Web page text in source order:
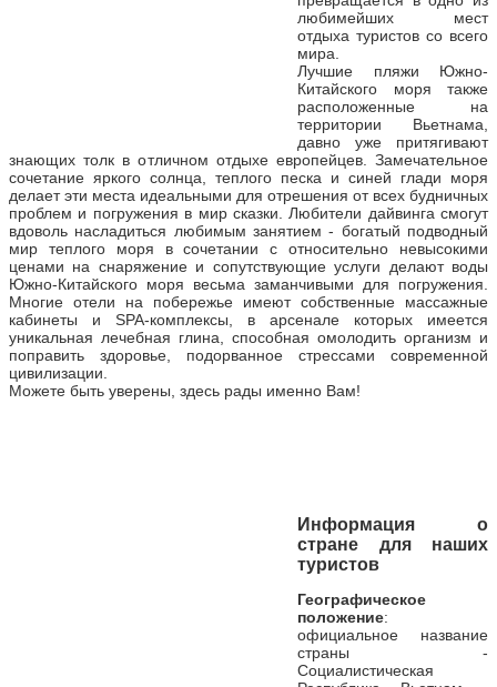
любимейших мест
отдыха туристов со всего
мира.
Лучшие пляжи Южно-
Китайского моря также
расположенные на
территории Вьетнама,
давно уже притягивают
знающих толк в отличном отдыхе европейцев. Замечательное
сочетание яркого солнца, теплого песка и синей глади моря
делает эти места идеальными для отрешения от всех будничных
проблем и погружения в мир сказки. Любители дайвинга смогут
вдоволь насладиться любимым занятием - богатый подводный
мир теплого моря в сочетании с относительно невысокими
ценами на снаряжение и сопутствующие услуги делают воды
Южно-Китайского моря весьма заманчивыми для погружения.
Многие отели на побережье имеют собственные массажные
кабинеты и SPA-комплексы, в арсенале которых имеется
уникальная лечебная глина, способная омолодить организм и
поправить здоровье, подорванное стрессами современной
цивилизации.
Можете быть уверены, здесь рады именно Вам!
Информация о
стране для наших
туристов
Географическое
положение:
официальное название
страны -
Социалистическая